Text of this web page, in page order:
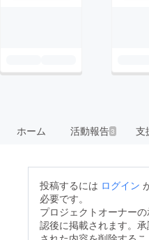
ホーム 活動報告3 支
投稿するには ログイン
必要です。
プロジェクトオーナー
認後に掲載されます。